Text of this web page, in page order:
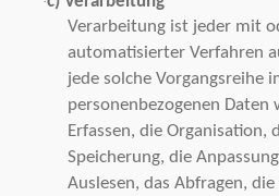
Verarbeitung ist jeder mit
automatisierter Verfahren
jede solche Vorgangsreihe
personenbezogenen Daten
Erfassen, die Organisation,
Speicherung, die
Auslesen, das Abfragen,